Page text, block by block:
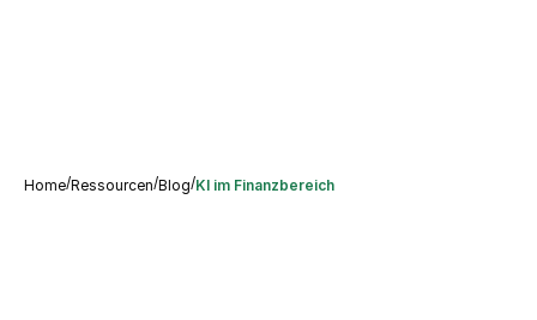
Home/Ressourcen/Blog/KI im Finanzbereich